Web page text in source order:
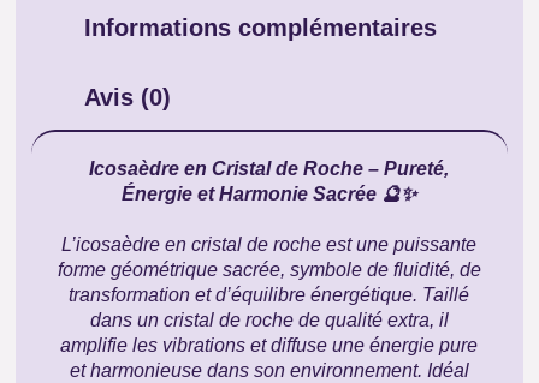
Informations complémentaires
Avis (0)
Icosaèdre en Cristal de Roche – Pureté,
Énergie et Harmonie Sacrée 🔮✨
L’icosaèdre en cristal de roche est une puissante
forme géométrique sacrée, symbole de fluidité, de
transformation et d’équilibre énergétique. Taillé
dans un cristal de roche de qualité extra, il
amplifie les vibrations et diffuse une énergie pure
et harmonieuse dans son environnement. Idéal